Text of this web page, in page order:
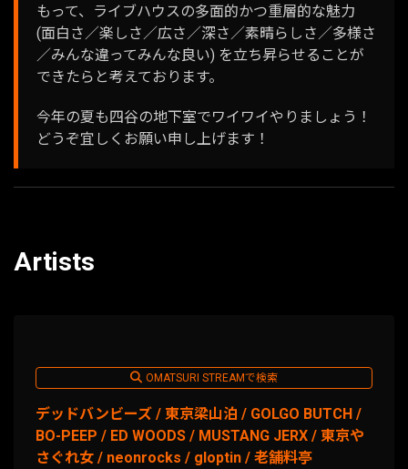
もって、ライブハウスの多面的かつ重層的な魅力
(面白さ／楽しさ／広さ／深さ／素晴らしさ／多様さ
／みんな違ってみんな良い) を立ち昇らせることが
できたらと考えております。
今年の夏も四谷の地下室でワイワイやりましょう！
どうぞ宜しくお願い申し上げます！
Artists
OMATSURI STREAMで検索
デッドバンビーズ / 東京梁山泊 / GOLGO BUTCH /
BO-PEEP / ED WOODS / MUSTANG JERX / 東京や
さぐれ女 / neonrocks / gloptin / 老舗料亭